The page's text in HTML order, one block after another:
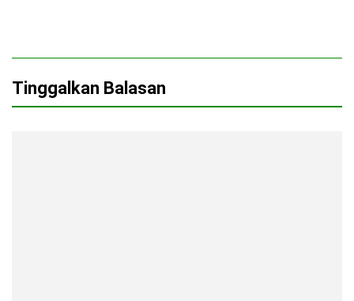
Tinggalkan Balasan